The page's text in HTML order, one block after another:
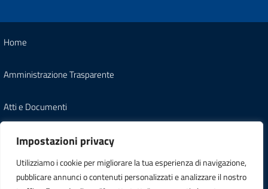
Impostazioni privacy
Utilizziamo i cookie per migliorare la tua esperienza di navigazione,
pubblicare annunci o contenuti personalizzati e analizzare il nostro
Home
Amministrazione Trasparente
Atti e Documenti
Note Legali
Informativa Privacy